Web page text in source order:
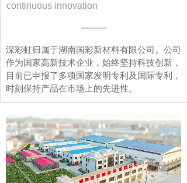
continuous innovation
深彩虹归属于湖南国彩新材料有限公司。公司
作为国家高新技术企业，始终坚持科技创新，
目前已申报了多项国家发明专利及国际专利，
时刻保持产品在市场上的先进性。